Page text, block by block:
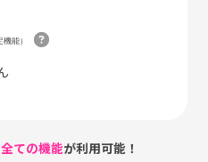
能）
全ての機能が利用可能！